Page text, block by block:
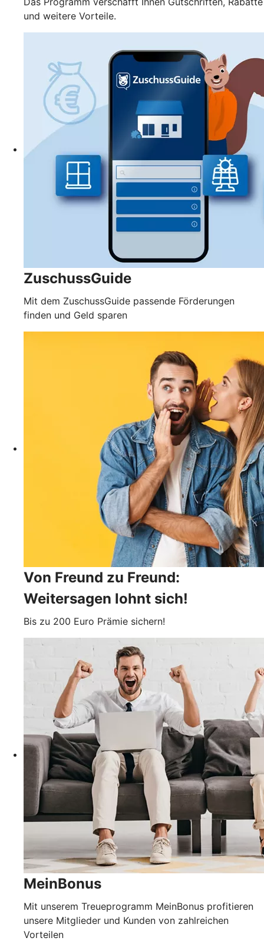
und weitere Vorteile.
ZuschussGuide
Mit dem ZuschussGuide passende Förderungen
finden und Geld sparen
Von Freund zu Freund:
Weitersagen lohnt sich!
Bis zu 200 Euro Prämie sichern!
MeinBonus
Mit unserem Treueprogramm MeinBonus profitieren
unsere Mitglieder und Kunden von zahlreichen
Vorteilen